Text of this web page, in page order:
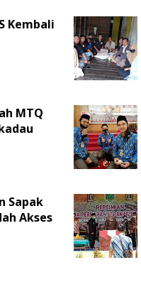
Kembali
MTQ
Sapak
Akses